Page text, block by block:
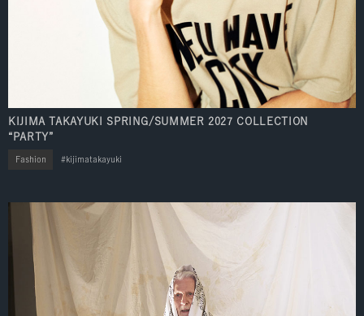
KIJIMA TAKAYUKI SPRING/SUMMER 2027 COLLECTION
“PARTY”
Fashion kijimatakayuki